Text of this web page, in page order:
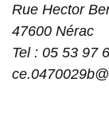
Rue Hector
47600 Nérac
Tel : 05 53 97